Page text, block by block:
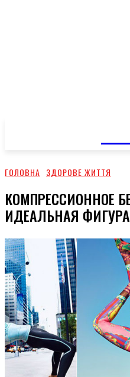
ГОЛОВНА ЗДОРОВЕ ЖИТТЯ
КОМПРЕССИОННОЕ
ИДЕАЛЬНАЯ ФИГУРА